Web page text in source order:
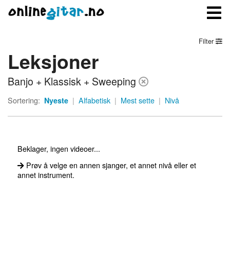
Meny
Logg inn
Filter
Leksjoner
Banjo + Klassisk + Sweeping
Sortering: Nyeste | Alfabetisk | Mest sette | Nivå
Beklager, ingen videoer...
Prøv å velge en annen sjanger, et annet nivå eller et
annet instrument.